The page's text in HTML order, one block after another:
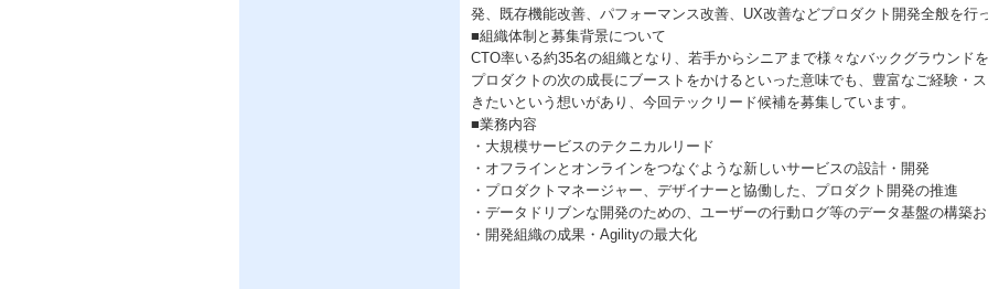
発、既存機能改善、パフォーマンス改善、UX改善などプロダクト開発全般を行
■組織体制と募集背景について
CTO率いる約35名の組織となり、若手からシニアまで様々なバックグラウンド
プロダクトの次の成長にブーストをかけるといった意味でも、豊富なご経験・
きたいという想いがあり、今回テックリード候補を募集しています。
■業務内容
・大規模サービスのテクニカルリード
・オフラインとオンラインをつなぐような新しいサービスの設計・開発
・プロダクトマネージャー、デザイナーと協働した、プロダクト開発の推進
・データドリブンな開発のための、ユーザーの行動ログ等のデータ基盤の構築
・開発組織の成果・Agilityの最大化